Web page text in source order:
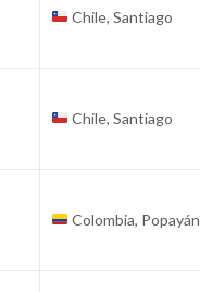
Chile, Santiago
Chile, Santiago
Colombia, Popayán